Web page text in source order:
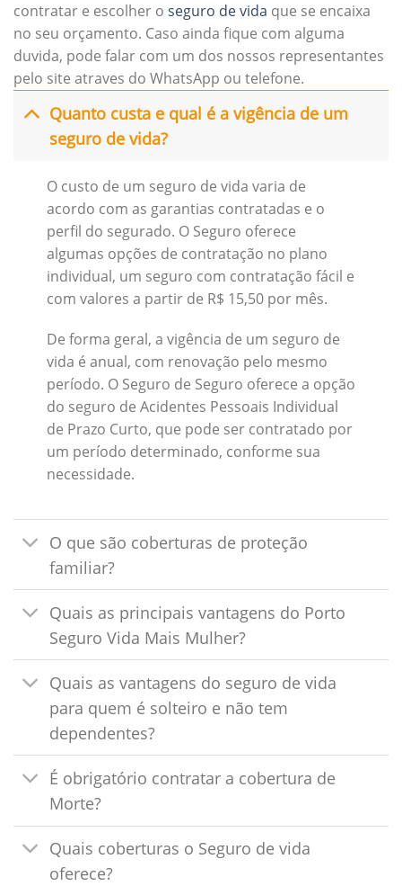
contratar e escolher o seguro de vida que se encaixa
no seu orçamento. Caso ainda fique com alguma
duvida, pode falar com um dos nossos representantes
pelo site atraves do WhatsApp ou telefone.
Quanto custa e qual é a vigência de um
seguro de vida?
O custo de um seguro de vida varia de
acordo com as garantias contratadas e o
perfil do segurado. O Seguro oferece
algumas opções de contratação no plano
individual, um seguro com contratação fácil e
com valores a partir de R$ 15,50 por mês.
De forma geral, a vigência de um seguro de
vida é anual, com renovação pelo mesmo
período. O Seguro de Seguro oferece a opção
do seguro de Acidentes Pessoais Individual
de Prazo Curto, que pode ser contratado por
um período determinado, conforme sua
necessidade.
O que são coberturas de proteção
familiar?
Quais as principais vantagens do Porto
Seguro Vida Mais Mulher?
Quais as vantagens do seguro de vida
para quem é solteiro e não tem
dependentes?
É obrigatório contratar a cobertura de
Morte?
Quais coberturas o Seguro de vida
oferece?